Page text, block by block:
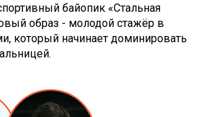
байопик «Стальная
образ - молодой стажёр в
который начинает доминировать